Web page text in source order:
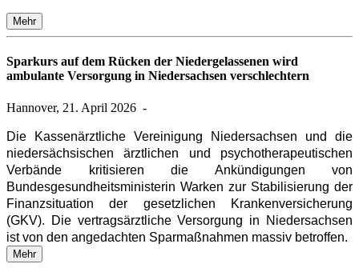
Mehr
Sparkurs auf dem Rücken der Niedergelassenen wird
ambulante Versorgung in Niedersachsen verschlechtern
Hannover, 21. April 2026 -
Die Kassenärztliche Vereinigung Niedersachsen und die
niedersächsischen ärztlichen und psychotherapeutischen
Verbände kritisieren die Ankündigungen von
Bundesgesundheitsministerin Warken zur Stabilisierung der
Finanzsituation der gesetzlichen Krankenversicherung
(GKV). Die vertragsärztliche Versorgung in Niedersachsen
ist von den angedachten Sparmaßnahmen massiv betroffen.
Mehr